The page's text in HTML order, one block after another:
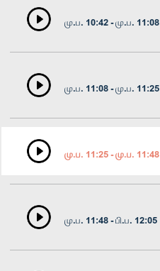
மு.ப. 10:42 - மு.ப. 11:08
மு.ப. 11:08 - மு.ப. 11:25
மு.ப. 11:25 - மு.ப. 11:48
மு.ப. 11:48 - பி.ப. 12:05